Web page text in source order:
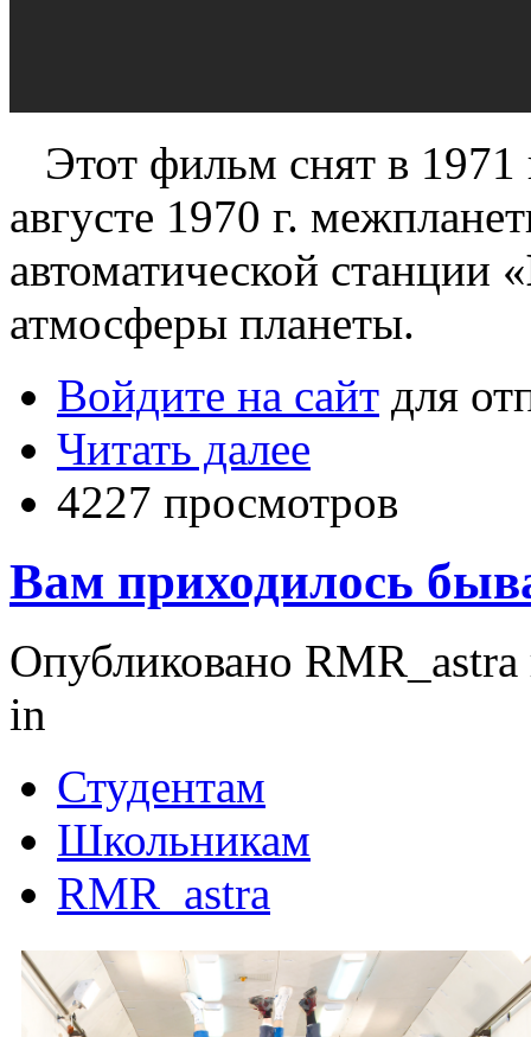
Этот фильм снят в 1971
августе 1970 г.
автоматической станции «
атмосферы планеты.
Войдите на сайт для
Читать далее
4227 просмотров
Вам приходилось
Опубликовано
in
Студентам
Школьникам
RMR_astra